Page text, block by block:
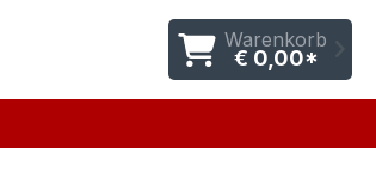
Warenkorb
€ 0,00*